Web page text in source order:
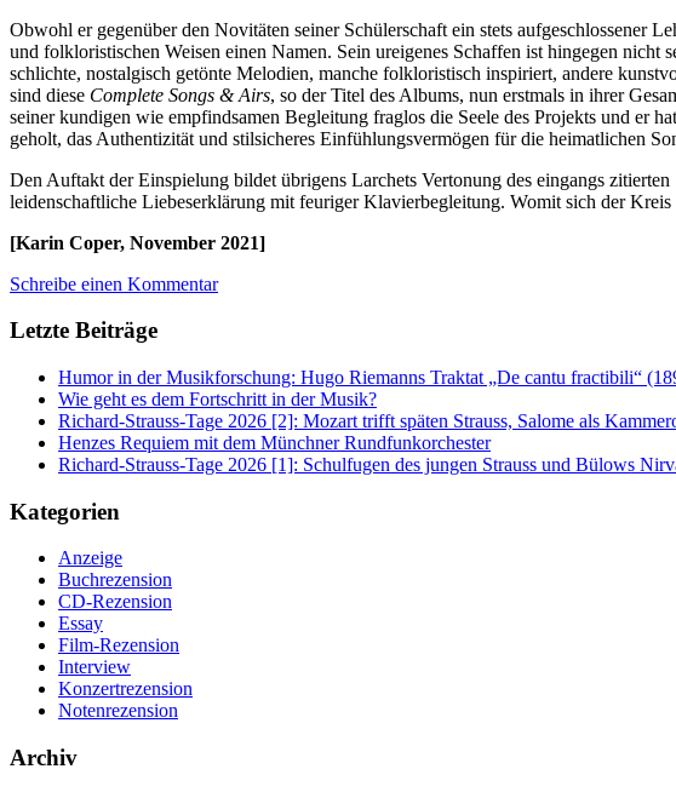
Obwohl er gegenüber den Novitäten seiner Schülerschaft ein stets aufgeschlossener
und folkloristischen Weisen einen Namen. Sein ureigenes Schaffen ist hingegen
schlichte, nostalgisch getönte Melodien, manche folkloristisch inspiriert, andere
sind diese Complete Songs & Airs, so der Titel des Albums, nun erstmals in ihrer
seiner kundigen wie empfindsamen Begleitung fraglos die Seele des Projekts und er
geholt, das Authentizität und stilsicheres Einfühlungsvermögen für die heimatlichen
Den Auftakt der Einspielung bildet übrigens Larchets Vertonung des eingangs zitierten
leidenschaftliche Liebeserklärung mit feuriger Klavierbegleitung. Womit sich der Kreis
[Karin Coper, November 2021]
Schreibe einen Kommentar
Letzte Beiträge
Humor in der Musikforschung: Hugo Riemanns Traktat „De cantu fractibili“
Wie geht es dem Fortschritt in der Musik?
Richard-Strauss-Tage 2026 [2]: Mozart trifft späten Strauss, Salome als
Henzes Requiem mit dem Münchner Rundfunkorchester
Richard-Strauss-Tage 2026 [1]: Schulfugen des jungen Strauss und Bülows
Kategorien
Anzeige
Buchrezension
CD-Rezension
Essay
Film-Rezension
Interview
Konzertrezension
Notenrezension
Archiv